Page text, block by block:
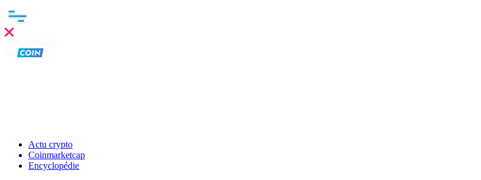
Actu crypto
Coinmarketcap
Encyclopédie